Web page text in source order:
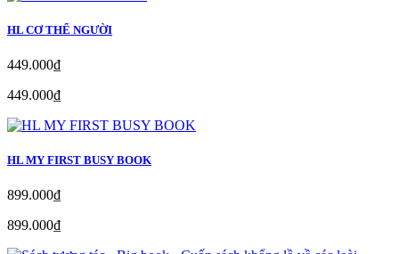
HL CƠ THỂ NGƯỜI
449.000₫
449.000₫
HL MY FIRST BUSY BOOK
899.000₫
899.000₫